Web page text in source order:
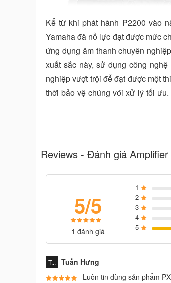
Kể từ khi phát hành P2200 vào
Yamaha đã nỗ lực đạt được mức
ứng dụng âm thanh chuyên
xuất sắc này, sử dụng công
nghiệp vượt trội để đạt được một
thời bảo vệ chúng với xử lý tối
Reviews - Đánh giá
5/5
1 đánh giá
1
2
3
4
5
T...
Tuấn Hưng
Luôn tin dùng sản phẩm